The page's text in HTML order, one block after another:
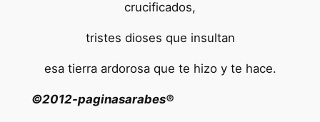
crucificados,
tristes dioses que insultan
esa tierra ardorosa que te hizo y te hace.
©2012-paginasarabes®